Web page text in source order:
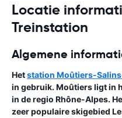
Locatie
Treinstation
Algemene
Hetstation Moûtiers-
in gebruik. Moûtiers ligt in
in de regio Rhône-Alpes.
zeer populaire skigebied